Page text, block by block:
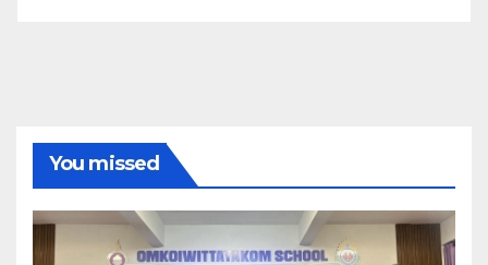
You missed